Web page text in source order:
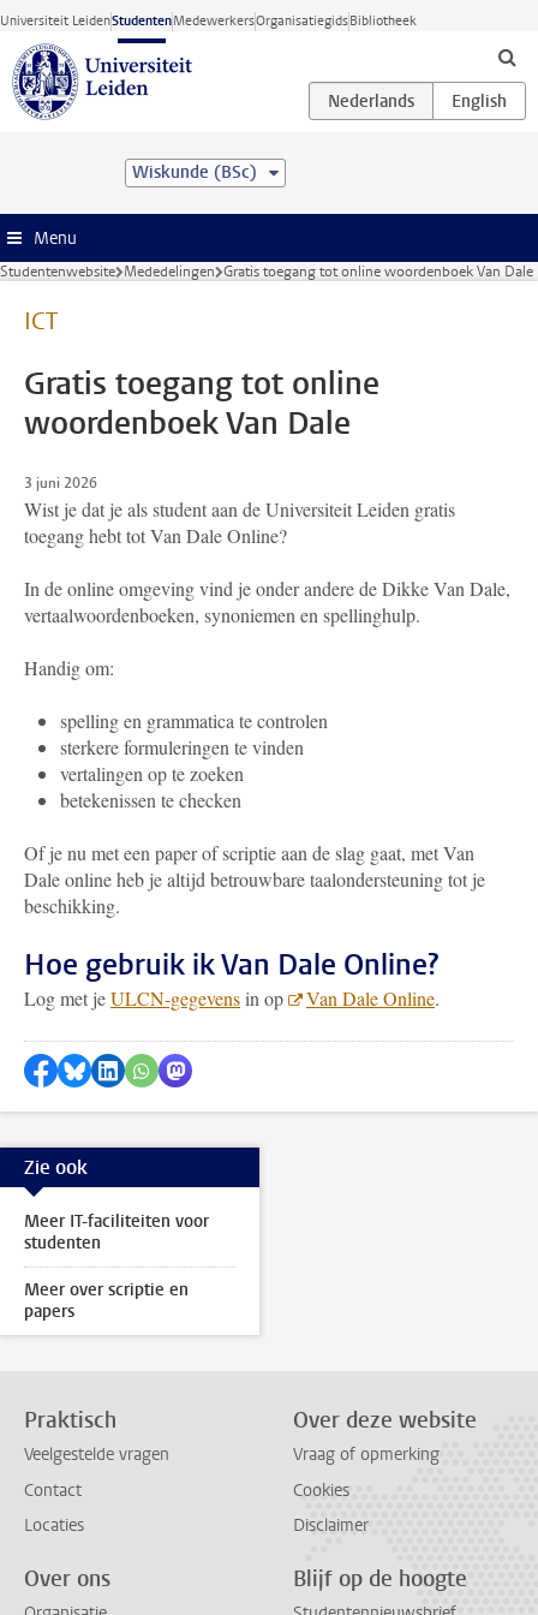
Ga direct naar de inhoud
Universiteit LeidenStudentenMedewerkersOrganisatiegidsBibliotheek
Wiskunde (BSc)
Menu
Studentenwebsite Mededelingen Gratis toegang tot online woordenboek Van Dale
ICT
Gratis toegang tot online
woordenboek Van Dale
3 juni 2026
Wist je dat je als student aan de Universiteit Leiden gratis
toegang hebt tot Van Dale Online?
In de online omgeving vind je onder andere de Dikke Van Dale,
vertaalwoordenboeken, synoniemen en spellinghulp.
Handig om:
spelling en grammatica te controlen
sterkere formuleringen te vinden
vertalingen op te zoeken
betekenissen te checken
Of je nu met een paper of scriptie aan de slag gaat, met Van
Dale online heb je altijd betrouwbare taalondersteuning tot je
beschikking.
Hoe gebruik ik Van Dale Online?
Log met jeULCN-gegevensin op Van Dale Online.
Delen op Facebook
Delen via Bluesky
Delen op LinkedIn
Delen via WhatsApp
Delen via Mastodon
Zie ook
Meer IT-faciliteiten voor
studenten
Meer over scriptie en
papers
Praktisch
Veelgestelde vragen
Contact
Locaties
Over deze website
Vraag of opmerking
Cookies
Disclaimer
Over ons Blijf op de hoogte